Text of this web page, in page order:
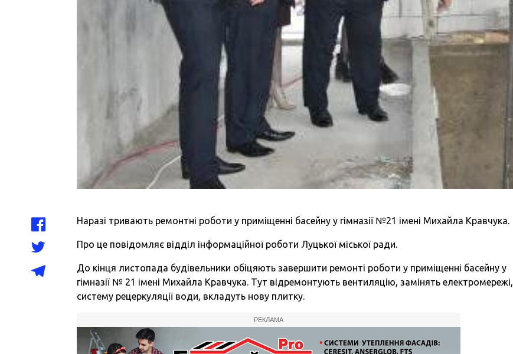
Наразі тривають ремонтні роботи у приміщенні басейну у гімназії №21 імені Михайла Кравчука.
Про це повідомляє відділ інформаційної роботи Луцької міської ради.
До кінця листопада будівельники обіцяють завершити ремонті роботи у приміщенні басейну у
гімназії № 21 імені Михайла Кравчука. Тут відремонтують вентиляцію, замінять електромережі,
систему рецеркуляції води, вкладуть нову плитку.
РЕКЛАМА